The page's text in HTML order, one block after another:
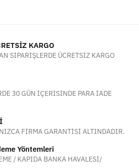
KARGO
SİPARİŞLERDE ÜCRETSİZ KARGO
30 GÜN İÇERİSİNDE PARA İADE
FİRMA GARANTİSİ ALTINDADIR.
Yöntemleri
/ KAPIDA BANKA HAVALESİ/